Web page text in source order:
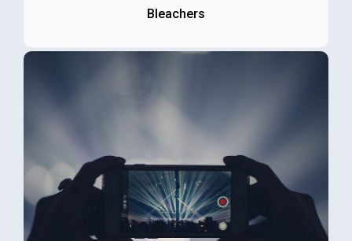
Bleachers